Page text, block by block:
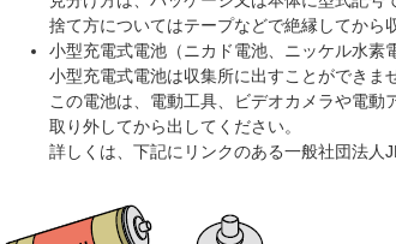
捨て方についてはテープなどで絶縁してから
小型充電式電池（ニカド電池、ニッケル水素
小型充電式電池は収集所に出すことができま
この電池は、電動工具、ビデオカメラや電
取り外してから出してください。
詳しくは、下記にリンクのある一般社団法人